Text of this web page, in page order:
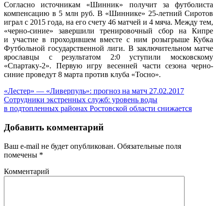
Согласно источникам «Шинник» получит за футболиста
компенсацию в 5 млн руб. В «Шиннике» 25-летний Сиротов
играл с 2015 года, на его счету 46 матчей и 4 мяча. Между тем,
«черно-синие» завершили тренировочный сбор на Кипре
и участие в проходившем вместе с ним розыгрыше Кубка
Футбольной государственной лиги. В заключительном матче
ярославцы с результатом 2:0 уступили московскому
«Спартаку-2». Первую игру весенней части сезона черно-
синие проведут 8 марта против клуба «Тосно».
«Лестер» — «Ливерпуль»: прогноз на матч 27.02.2017
Cотрудники экстренных служб: уровень воды
в подтопленных районах Ростовской области снижается
Добавить комментарий
Ваш e-mail не будет опубликован. Обязательные поля
помечены *
Комментарий